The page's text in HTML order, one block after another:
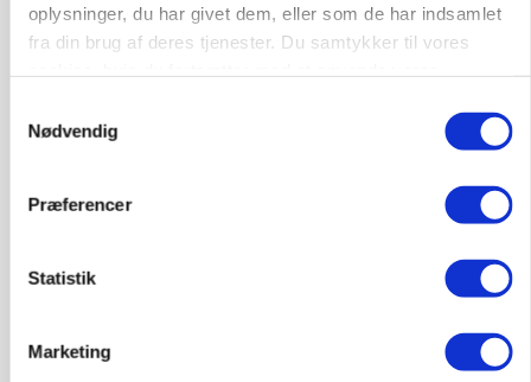
oplysninger, du har givet dem, eller som de har indsamlet
fra din brug af deres tjenester. Du samtykker til vores
Nødvendig
Præferencer
Statistik
Marketing
6392, Bolderslev 03. aug.
Klimastald
9670, Løgstør 03. aug.